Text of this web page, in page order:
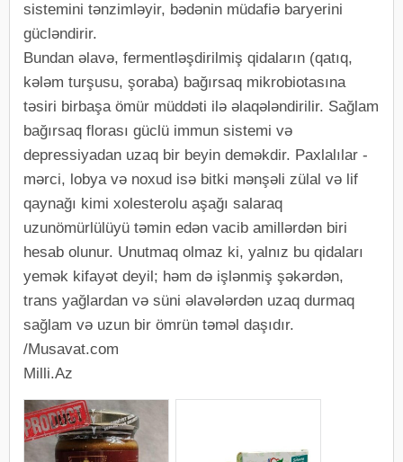
sistemini tənzimləyir, bədənin müdafiə baryerini
gücləndirir.
Bundan əlavə, fermentləşdirilmiş qidaların (qatıq,
kələm turşusu, şoraba) bağırsaq mikrobiotasına
təsiri birbaşa ömür müddəti ilə əlaqələndirilir. Sağlam
bağırsaq florası güclü immun sistemi və
depressiyadan uzaq bir beyin deməkdir. Paxlalılar -
mərci, lobya və noxud isə bitki mənşəli zülal və lif
qaynağı kimi xolesterolu aşağı salaraq
uzunömürlülüyü təmin edən vacib amillərdən biri
hesab olunur. Unutmaq olmaz ki, yalnız bu qidaları
yemək kifayət deyil; həm də işlənmiş şəkərdən,
trans yağlardan və süni əlavələrdən uzaq durmaq
sağlam və uzun bir ömrün təməl daşıdır.
/Musavat.com
Milli.Az